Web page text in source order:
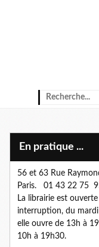
En pratique ...
56 et 63 Rue
Paris. 01 43 22 75
La librairie est
interruption, du
elle ouvre de 13h à
10h à 19h30.